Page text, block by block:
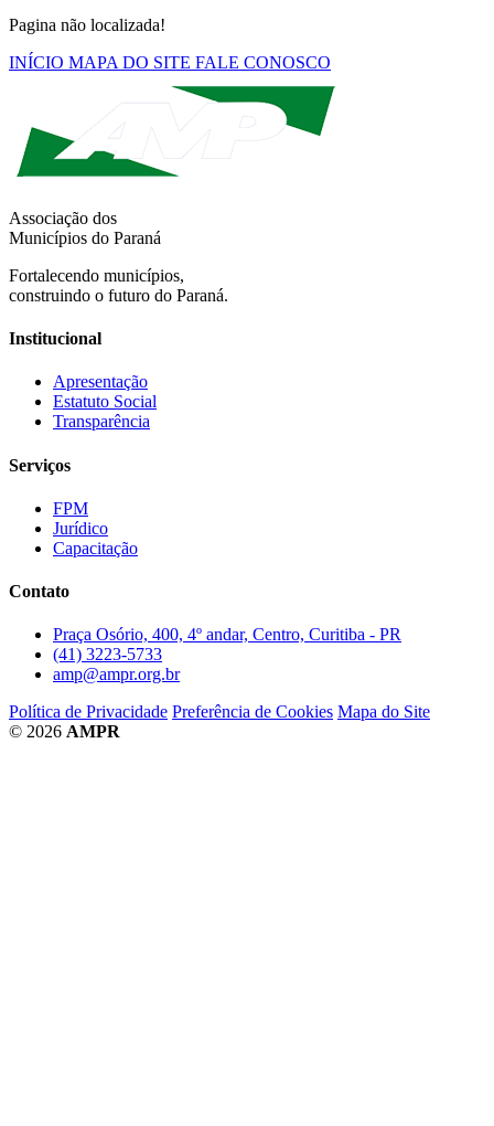
Pagina não localizada!
INÍCIO MAPA DO SITE FALE CONOSCO
Associação dos
Municípios do Paraná
Fortalecendo municípios,
construindo o futuro do Paraná.
Institucional
Apresentação
Estatuto Social
Transparência
Serviços
FPM
Jurídico
Capacitação
Contato
Praça Osório, 400, 4º andar, Centro, Curitiba - PR
(41) 3223-5733
amp@ampr.org.br
Política de Privacidade Preferência de Cookies Mapa do Site
© 2026 AMPR